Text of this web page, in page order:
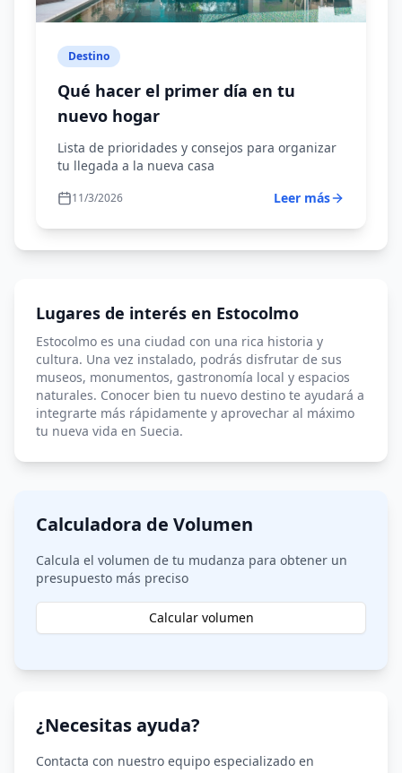
París
Roma
Suiza
Vilna
Destino
Qué hacer el primer día en tu
nuevo hogar
Lista de prioridades y consejos para organizar
tu llegada a la nueva casa
11/3/2026 Leer más
Lugares de interés en Estocolmo
Estocolmo es una ciudad con una rica historia y
cultura. Una vez instalado, podrás disfrutar de sus
museos, monumentos, gastronomía local y espacios
naturales. Conocer bien tu nuevo destino te ayudará a
integrarte más rápidamente y aprovechar al máximo
tu nueva vida en Suecia.
Calculadora de Volumen
Calcula el volumen de tu mudanza para obtener un
presupuesto más preciso
Calcular volumen
¿Necesitas ayuda?
Contacta con nuestro equipo especializado en